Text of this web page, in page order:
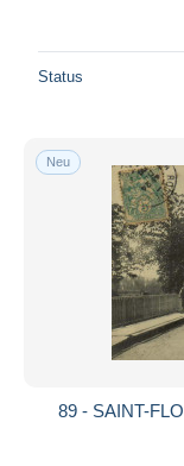
Status
Neu
89 - SAINT-